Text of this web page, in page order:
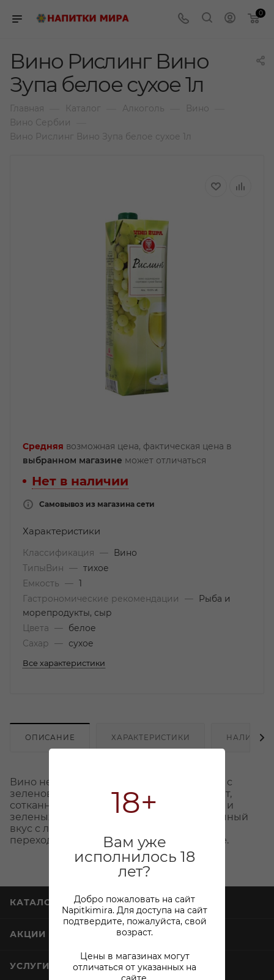
18+
Вам уже
исполнилось 18
лет?
Добро пожаловать на сайт
Napitkimira. Для доступа на сайт
подтвердите, пожалуйста, свой
возраст.
Цены в магазинах могут
отличаться от указанных на
0
Вино Рислинг Вино
Зупа белое сухое 1л
Главная Каталог Алкоголь Вино
Вино Сербии
Вино Рислинг Вино Зупа белое сухое 1л
Средняя возможная цена, фактическая цена в
выбранном магазине может отличаться
Нет в наличии
Самовывоз из магазина сети
Характеристики
Классификация —
Вино
ТипыВин
— тихое
Емкость
— 1
Гастрономические рекомендации
—
Рыба и
морепродукты, сыр
Цвета
—
белое
Сахар
— сухое
Все характеристики
ОПИСАНИЕ ХАРАКТЕРИСТИКИ НАЛИЧИЕ
Вино нежного светло-соломенного цвета с
зеленоватым отливом. Элегантный аромат,
сотканный из нот белых весенних цветов и
зеленых фруктов. Освежающий гармоничный
вкус с легкой цитрусовой кислинкой,
переходящий в чистое сухое послевкусие.
КАТАЛОГ
АКЦИИ
УСЛУГИ